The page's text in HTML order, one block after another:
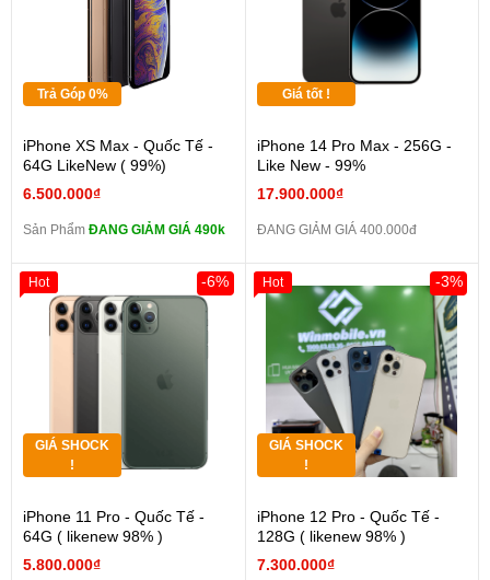
Trả Góp 0%
iPhone XS Max - Quốc Tế -
64G LikeNew ( 99%)
6.500.000₫
Sản Phẩm ĐANG GIẢM GIÁ 490k
Giá tốt !
iPhone 14 Pro Max - 256G -
Like New - 99%
17.900.000₫
ĐANG GIẢM GIÁ 400.000đ
GIÁ SHOCK
!
iPhone 11 Pro - Quốc Tế -
64G ( likenew 98% )
5.800.000₫
-6%
Hot
GIÁ SHOCK
!
iPhone 12 Pro - Quốc Tế -
128G ( likenew 98% )
7.300.000₫
-3%
Hot